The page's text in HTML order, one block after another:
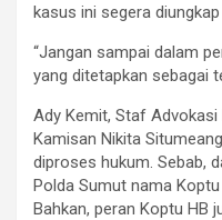
kasus ini segera
“Jangan sampai dalam
yang ditetapkan sebagai
Ady Kemit, Staf
Kamisan Nikita
diproses hukum. Sebab,
Polda Sumut nama
Bahkan, peran Koptu HB